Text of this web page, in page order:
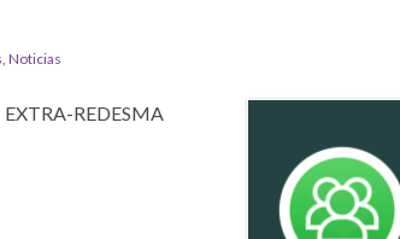
, Noticias
REDESMA